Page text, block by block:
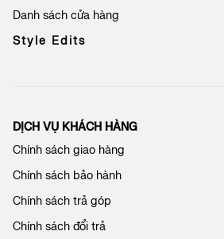
n
b
ả
c
ủ
a
h
ú
g
Danh sách cửa hàng
Style Edits
DỊCH VỤ KHÁCH HÀNG
Chính sách giao hàng
Chính sách bảo hành
Chính sách trả góp
Chính sách đổi trả